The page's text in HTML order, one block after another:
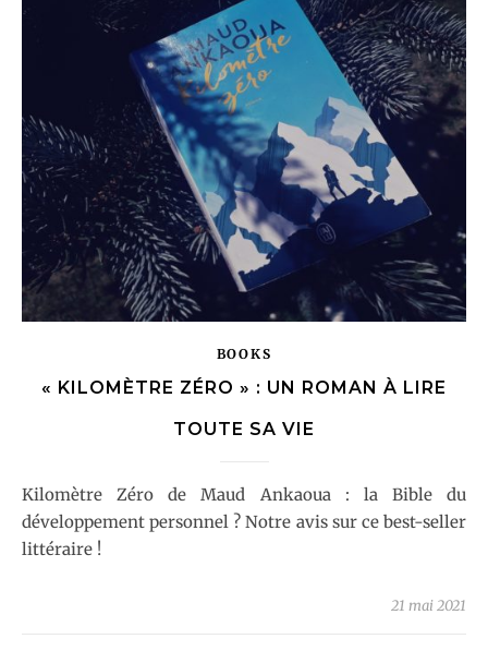
BOOKS
« KILOMÈTRE ZÉRO » : UN ROMAN À LIRE
TOUTE SA VIE
Kilomètre Zéro de Maud Ankaoua : la Bible du
développement personnel ? Notre avis sur ce best-seller
littéraire !
21 mai 2021